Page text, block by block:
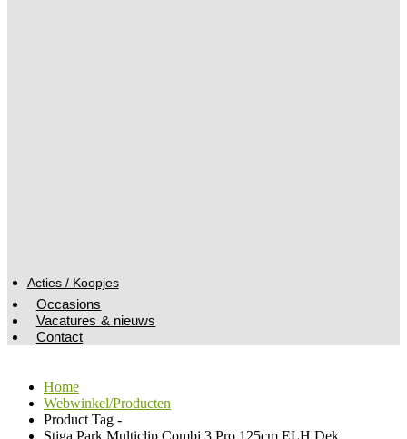
Acties / Koopjes
Occasions
Vacatures & nieuws
Contact
Home
Webwinkel/Producten
Product Tag -
Stiga Park Multiclip Combi 3 Pro 125cm ELH Dek